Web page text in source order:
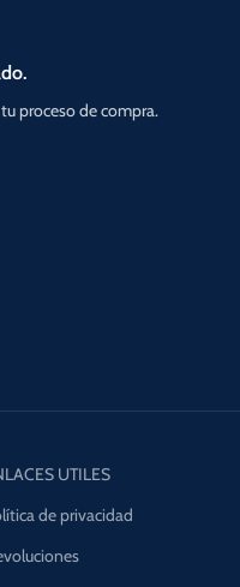
proceso de compra.
UTILES
de privacidad